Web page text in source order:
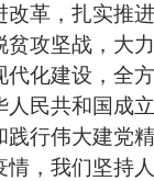
革，扎实推
攻坚战，大
化建设，全
民共和国成
行伟大建党
，我们坚持